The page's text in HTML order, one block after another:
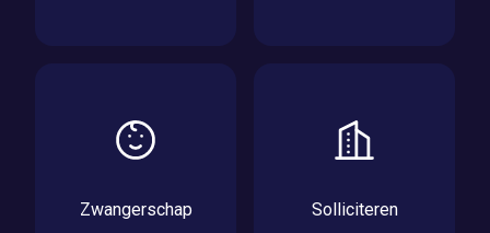
Zwangerschap Solliciteren